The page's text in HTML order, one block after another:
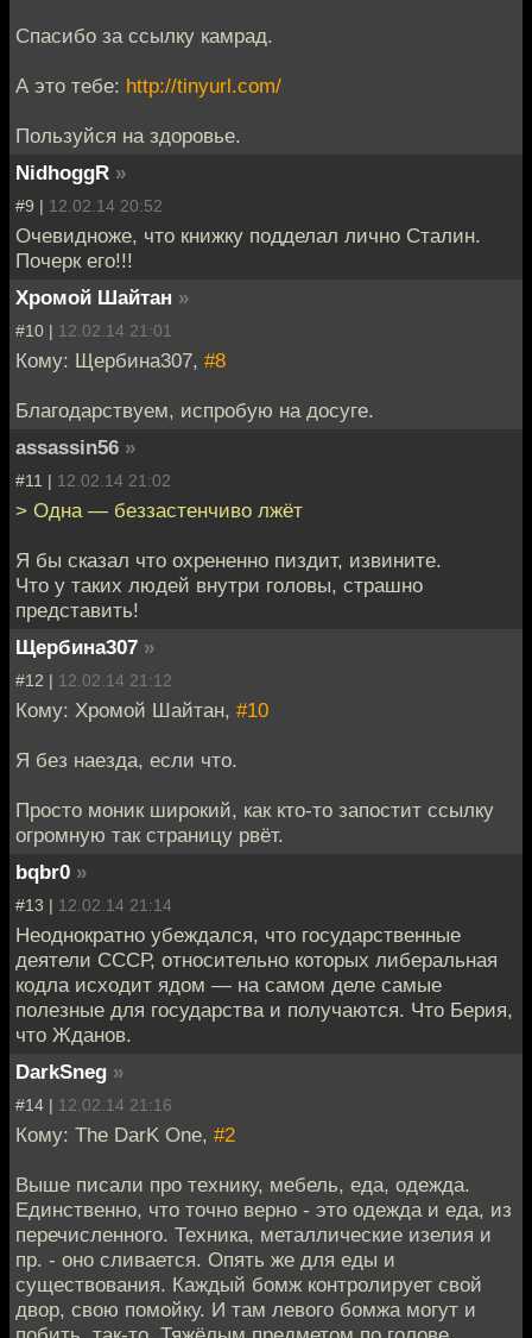
Спасибо за ссылку камрад.
А это тебе: http://tinyurl.com/
Пользуйся на здоровье.
NidhoggR »
#9 | 12.02.14 20:52
Очевидноже, что книжку подделал лично Сталин.
Почерк его!!!
Хромой Шайтан »
#10 | 12.02.14 21:01
Кому: Щербина307, #8
Благодарствуем, испробую на досуге.
assassin56 »
#11 | 12.02.14 21:02
> Одна — беззастенчиво лжёт
Я бы сказал что охрененно пиздит, извините.
Что у таких людей внутри головы, страшно
представить!
Щербина307 »
#12 | 12.02.14 21:12
Кому: Хромой Шайтан, #10
Я без наезда, если что.
Просто моник широкий, как кто-то запостит ссылку
огромную так страницу рвёт.
bqbr0 »
#13 | 12.02.14 21:14
Неоднократно убеждался, что государственные
деятели СССР, относительно которых либеральная
кодла исходит ядом — на самом деле самые
полезные для государства и получаются. Что Берия,
что Жданов.
DarkSneg »
#14 | 12.02.14 21:16
Кому: The DarK One, #2
Выше писали про технику, мебель, еда, одежда.
Единственно, что точно верно - это одежда и еда, из
перечисленного. Техника, металлические изелия и
пр. - оно сливается. Опять же для еды и
существования. Каждый бомж контролирует свой
двор, свою помойку. И там левого бомжа могут и